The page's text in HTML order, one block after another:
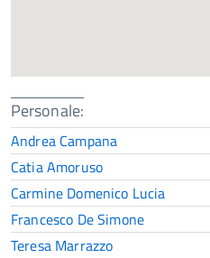
Personale:
Andrea Campana
Catia Amoruso
Carmine Domenico Lucia
Francesco De Simone
Teresa Marrazzo